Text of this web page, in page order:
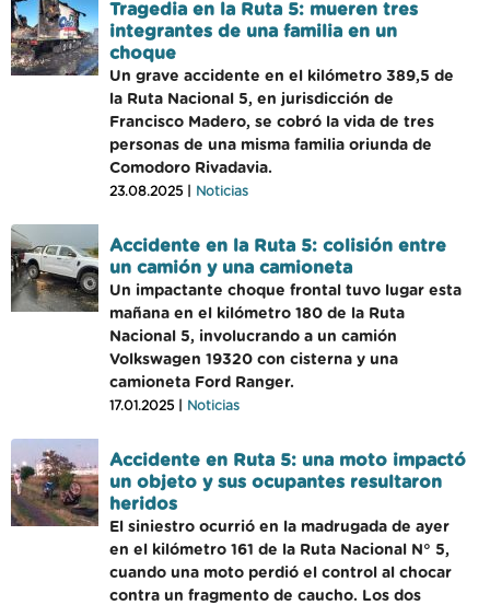
Tragedia en la Ruta 5: mueren tres
integrantes de una familia en un
choque
Un grave accidente en el kilómetro 389,5 de
la Ruta Nacional 5, en jurisdicción de
Francisco Madero, se cobró la vida de tres
personas de una misma familia oriunda de
Comodoro Rivadavia.
23.08.2025 | Noticias
Accidente en la Ruta 5: colisión entre
un camión y una camioneta
Un impactante choque frontal tuvo lugar esta
mañana en el kilómetro 180 de la Ruta
Nacional 5, involucrando a un camión
Volkswagen 19320 con cisterna y una
camioneta Ford Ranger.
17.01.2025 | Noticias
Accidente en Ruta 5: una moto impactó
un objeto y sus ocupantes resultaron
heridos
El siniestro ocurrió en la madrugada de ayer
en el kilómetro 161 de la Ruta Nacional N° 5,
cuando una moto perdió el control al chocar
contra un fragmento de caucho. Los dos